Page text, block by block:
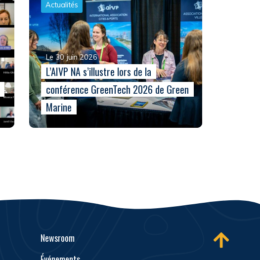
Actualités
Le 30 juin 2026
L’AIVP NA s’illustre lors de la
conférence GreenTech 2026 de Green
Marine
Newsroom